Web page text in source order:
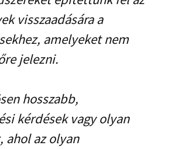
visszaadására a
amelyeket nem
jelezni.
hosszabb,
kérdések vagy olyan
ahol az olyan